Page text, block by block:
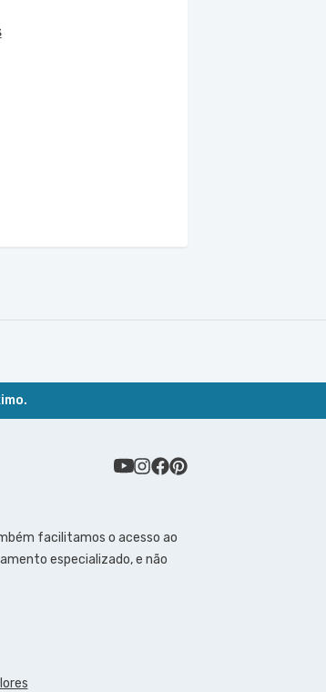
facilitamos o acesso ao
especializado, e não